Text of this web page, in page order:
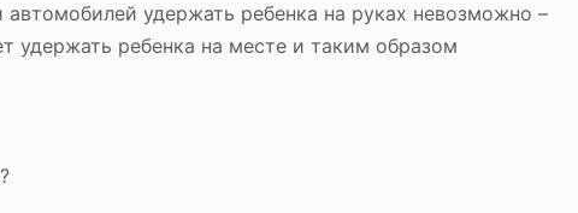
удержать ребенка на руках невозможно –
удержать ребенка на месте и таким образом